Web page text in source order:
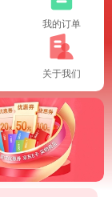
我的订单
关于我们